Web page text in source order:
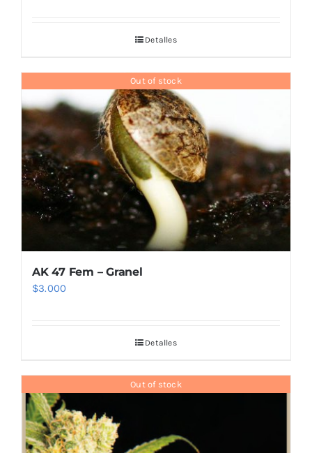
Detalles
Out of stock
AK 47 Fem – Granel
$3.000
Detalles
Out of stock